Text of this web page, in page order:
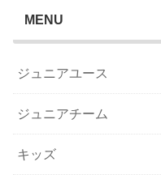
MENU
ジュニアユース
ジュニアチーム
キッズ